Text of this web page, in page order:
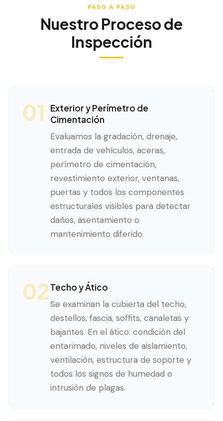
PASO A PASO
Nuestro Proceso de
Inspección
01
Exterior y Perímetro de
Cimentación
Evaluamos la gradación, drenaje,
entrada de vehículos, aceras,
perímetro de cimentación,
revestimiento exterior, ventanas,
puertas y todos los componentes
estructurales visibles para detectar
daños, asentamiento o
mantenimiento diferido.
02 Techo y Ático
Se examinan la cubierta del techo,
destellos, fascia, soffits, canaletas y
bajantes. En el ático: condición del
entarimado, niveles de aislamiento,
ventilación, estructura de soporte y
todos los signos de humedad o
intrusión de plagas.